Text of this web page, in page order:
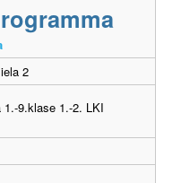
2
9.klase 1.-2. LKI